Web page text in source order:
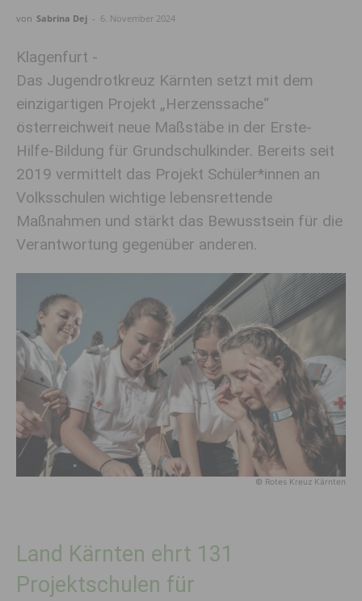
von Sabrina Dej - 6. November 2024
Klagenfurt -
Das Jugendrotkreuz Kärnten setzt mit dem
einzigartigen Projekt „Herzenssache“
österreichweit neue Maßstäbe in der Erste-
Hilfe-Bildung für Grundschulkinder. Bereits seit
2019 vermittelt das Projekt Schüler*innen an
Volksschulen wichtige lebensrettende
Maßnahmen und stärkt das Bewusstsein für die
Verantwortung gegenüber anderen.
© Rotes Kreuz Kärnten
Land Kärnten ehrt 131
Projektschulen für